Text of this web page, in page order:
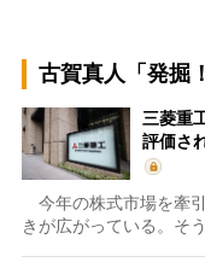
古賀真人「発掘
三菱重
評価さ
今年の株式市場を牽
きが広がっている。そ